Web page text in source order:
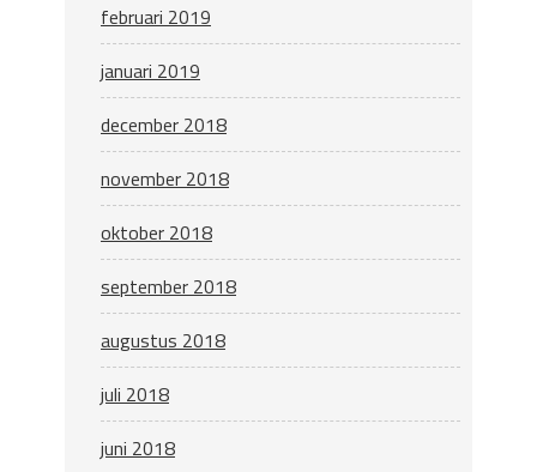
februari 2019
januari 2019
december 2018
november 2018
oktober 2018
september 2018
augustus 2018
juli 2018
juni 2018